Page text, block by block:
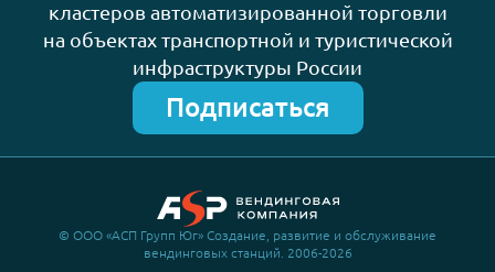
кластеров автоматизированной торговли
на объектах транспортной и туристической
инфраструктуры России
Подписаться
© ООО «АСП Групп Юг» Создание, развитие и обслуживание
вендинговых станций. 2006-2026